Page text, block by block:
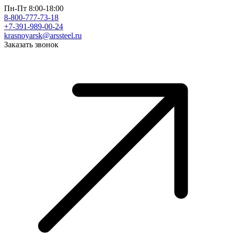
Пн-Пт 8:00-18:00
8-800-777-73-18
+7-391-989-00-24
krasnoyarsk@arssteel.ru
Заказать звонок